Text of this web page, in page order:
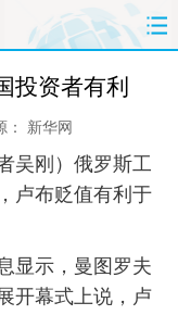
财经
法治
公司
投资者有利
： 新华网
刚）俄罗斯工
卢布贬值有利于
示，曼图罗夫
开幕式上说，卢